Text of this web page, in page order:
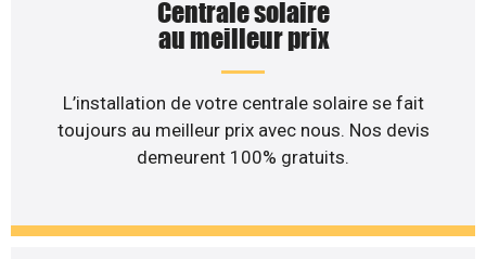
Centrale solaire
au meilleur prix
L’installation de votre centrale solaire se fait
toujours au meilleur prix avec nous. Nos devis
demeurent 100% gratuits.